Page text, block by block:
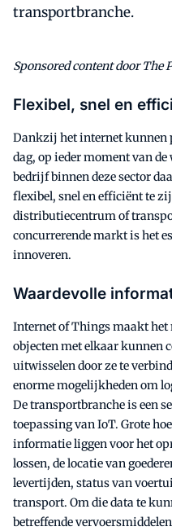
transportbranche.
Sponsored content door The
Flexibel, snel en
Dankzij het internet kunnen
dag, op ieder moment van
bedrijf binnen deze sector
flexibel, snel en efficiënt te
distributiecentrum of
concurrerende markt is het
innoveren.
Waardevolle
Internet of Things maakt
objecten met elkaar kunnen
uitwisselen door ze te
enorme mogelijkheden om
De transportbranche is een
toepassing van IoT. Grote
informatie liggen voor het
lossen, de locatie van
levertijden, status van
transport. Om die data te
betreffende